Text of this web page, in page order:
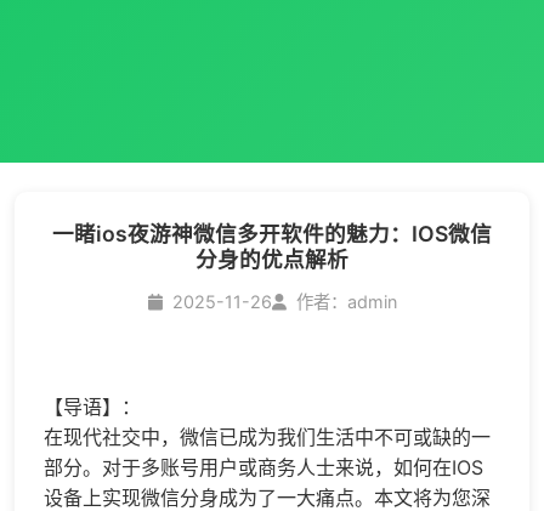
​一睹ios夜游神微信多开软件的魅力：IOS微信
分身的优点解析
2025-11-26 作者：admin
【导语】：
在现代社交中，微信已成为我们生活中不可或缺的一
部分。对于多账号用户或商务人士来说，如何在IOS
设备上实现微信分身成为了一大痛点。本文将为您深